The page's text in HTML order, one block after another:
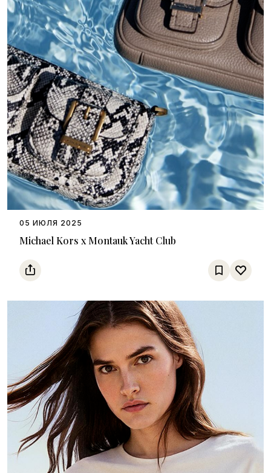
Michael Kors x Montauk Yacht Club
05 ИЮЛЯ 2025